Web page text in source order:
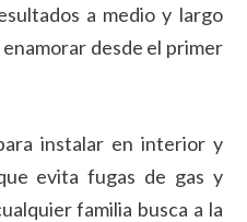
a medio y largo
desde el primer
instalar en interior y
evita fugas de gas y
familia busca a la